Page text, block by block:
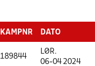
KAMPNR DATO
189844
LØR.
06-04 2024